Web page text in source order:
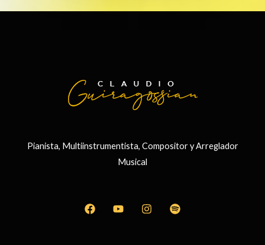
Pianista, Multiinstrumentista, Compositor y Arreglador
Musical